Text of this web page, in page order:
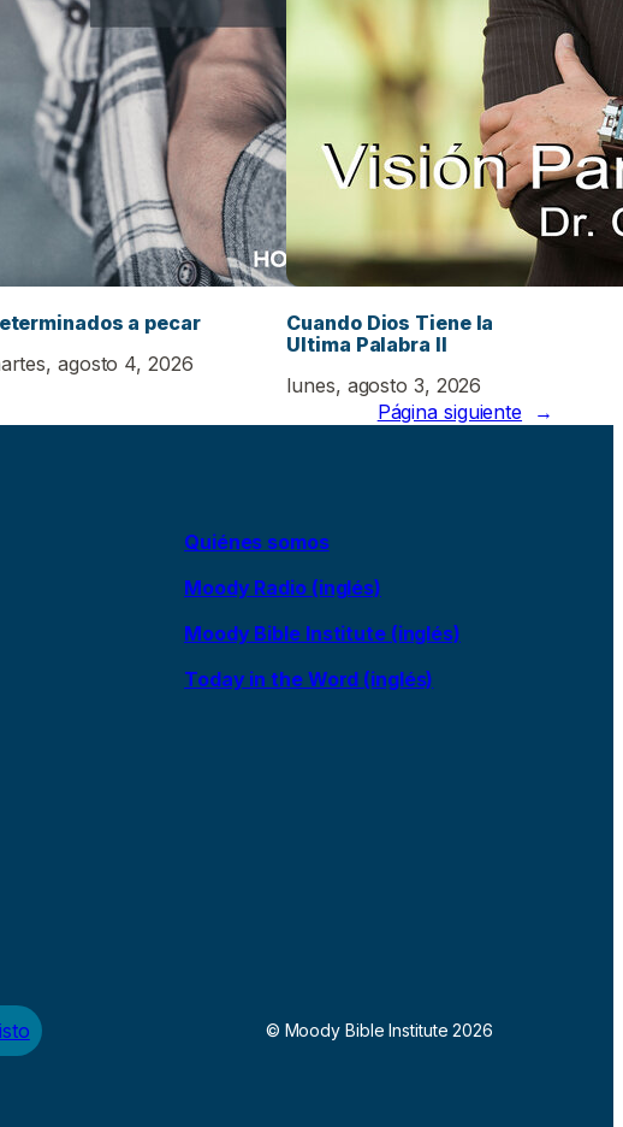
a pecar
agosto 4, 2026
Cuando Dios Tiene la
Ultima Palabra II
lunes, agosto 3, 2026
Página siguiente →
Quiénes somos
Moody Radio (inglés)
Moody Bible Institute (inglés)
Today in the Word (inglés)
© Moody Bible Institute 2026